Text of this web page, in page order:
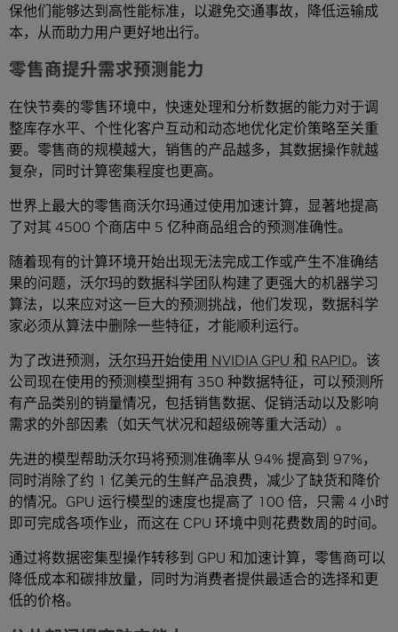
保他们能够达到高性能标准，以避免交通事故，降低运输成
本，从而助力用户更好地出行。
零售商提升需求预测能力
在快节奏的零售环境中，快速处理和分析数据的能力对于调
整库存水平、个性化客户互动和动态地优化定价策略至关重
要。零售商的规模越大，销售的产品越多，其数据操作就越
复杂，同时计算密集程度也更高。
世界上最大的零售商沃尔玛通过使用加速计算，显著地提高
了对其 4500 个商店中 5 亿种商品组合的预测准确性。
随着现有的计算环境开始出现无法完成工作或产生不准确结
果的问题，沃尔玛的数据科学团队构建了更强大的机器学习
算法，以来应对这一巨大的预测挑战，他们发现，数据科学
家必须从算法中删除一些特征，才能顺利运行。
为了改进预测， 沃尔玛开始使用 NVIDIA GPU 和 RAPID。该
公司现在使用的预测模型拥有 350 种数据特征，可以预测所
有产品类别的销量情况，包括销售数据、促销活动以及影响
需求的外部因素（如天气状况和超级碗等重大活动）。
先进的模型帮助沃尔玛将预测准确率从 94% 提高到 97%，
同时消除了约 1 亿美元的生鲜产品浪费，减少了缺货和降价
的情况。GPU 运行模型的速度也提高了 100 倍，只需 4 小时
即可完成各项作业，而这在 CPU 环境中则花费数周的时间。
通过将数据密集型操作转移到 GPU 和加速计算，零售商可以
降低成本和碳排放量，同时为消费者提供最适合的选择和更
低的价格。